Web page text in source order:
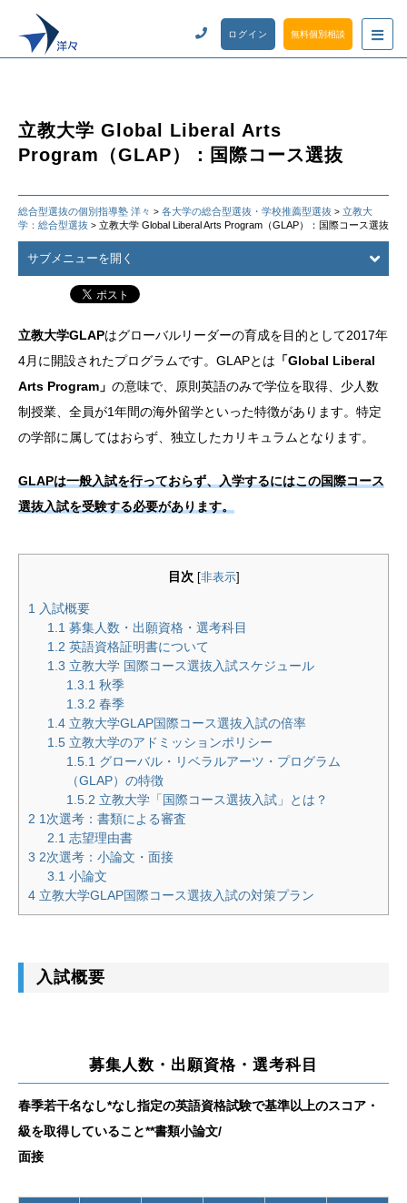
ログイン 無料個別相談
立教大学 Global Liberal Arts
Program（GLAP）：国際コース選抜
総合型選抜の個別指導塾 洋々 > 各大学の総合型選抜・学校推薦型選抜 > 立教大
学：総合型選抜 > 立教大学 Global Liberal Arts Program（GLAP）：国際コース選抜
サブメニューを開く
立教大学GLAPはグローバルリーダーの育成を目的として2017年
4月に開設されたプログラムです。GLAPとは 「Global Liberal
Arts Program」 の意味で、原則英語のみで学位を取得、少人数
制授業、全員が1年間の海外留学といった特徴があります。特定
の学部に属してはおらず、独立したカリキュラムとなります。
GLAPは一般入試を行っておらず、入学するにはこの国際コース
選抜入試を受験する必要があります。
目次 非表示]
1
入試概要
1.1 募集人数・出願資格・選考科目
1.2 英語資格証明書について
1.3 立教大学 国際コース選抜入試スケジュール
1.3.1 秋季
1.3.2 春季
1.4 立教大学GLAP国際コース選抜入試の倍率
1.5 立教大学のアドミッションポリシー
1.5.1 グローバル・リベラルアーツ・プログラム
（GLAP）の特徴
1.5.2 立教大学「国際コース選抜入試」とは？
2 1次選考：書類による審査
2.1 志望理由書
3 2次選考：小論文・面接
3.1 小論文
4 立教大学GLAP国際コース選抜入試の対策プラン
入試概要
募集人数・出願資格・選考科目
春季若干名なし*なし指定の英語資格試験で基準以上のスコア・
級を取得していること**書類小論文/
面接